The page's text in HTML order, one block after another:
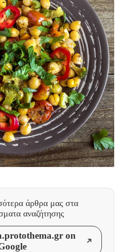
άρθρα μας στα
αναζήτησης
on